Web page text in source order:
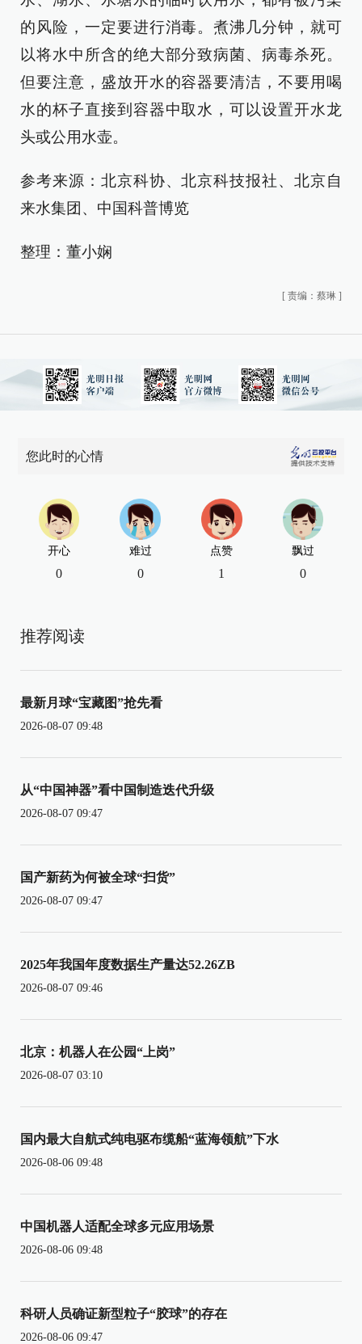
的风险，一定要进行消毒。煮沸几分钟，就可
以将水中所含的绝大部分致病菌、病毒杀死。
但要注意，盛放开水的容器要清洁，不要用喝
水的杯子直接到容器中取水，可以设置开水龙
头或公用水壶。
参考来源：北京科协、北京科技报社、北京自
来水集团、中国科普博览
整理：董小娴
[ 责编：蔡琳 ]
您此时的心情
开心
0
难过
0
点赞
1
飘过
0
推荐阅读
最新月球“宝藏图”抢先看
2026-08-07 09:48
从“中国神器”看中国制造迭代升级
2026-08-07 09:47
国产新药为何被全球“扫货”
2026-08-07 09:47
2025年我国年度数据生产量达52.26ZB
2026-08-07 09:46
北京：机器人在公园“上岗”
2026-08-07 03:10
国内最大自航式纯电驱布缆船“蓝海领航”下水
2026-08-06 09:48
中国机器人适配全球多元应用场景
2026-08-06 09:48
科研人员确证新型粒子“胶球”的存在
2026-08-06 09:47